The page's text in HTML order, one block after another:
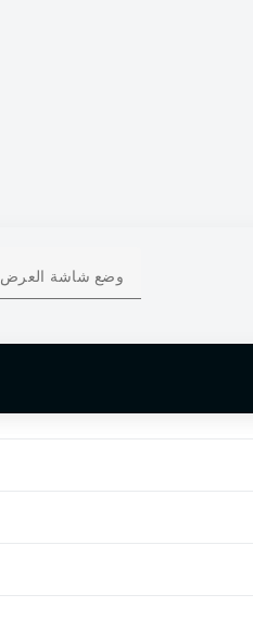
وضع شاشة العرض